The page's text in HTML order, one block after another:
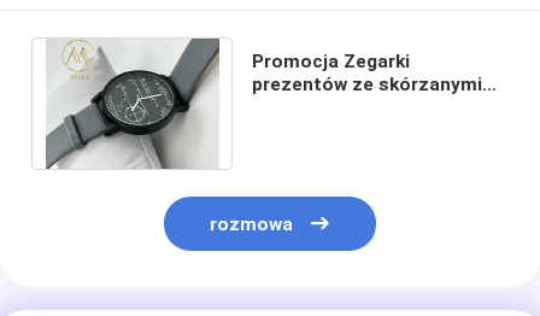
Promocja Zegarki
prezentów ze skórzanymi
rozmowa